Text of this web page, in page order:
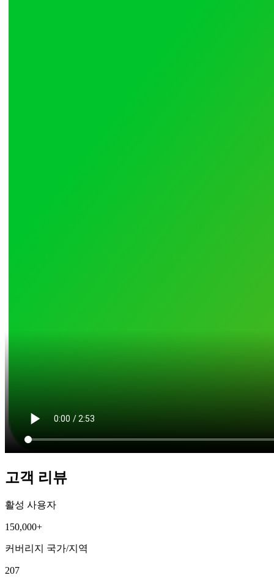
고객 리뷰
활성 사용자
150,000+
커버리지 국가/지역
207